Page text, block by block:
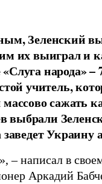
Зеленский
их выиграл и
народа» –
учитель,
сажать
Украину
– написал в
Аркадий